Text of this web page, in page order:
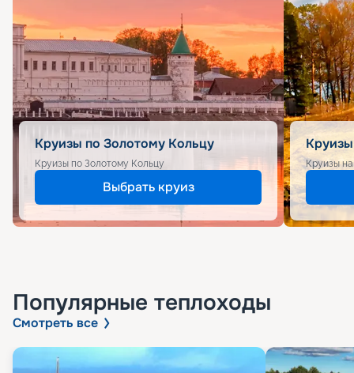
Круизы по Золотому Кольцу
Круизы по Золотому Кольцу
Выбрать круиз
Круизы
Популярные теплоходы
Смотреть все